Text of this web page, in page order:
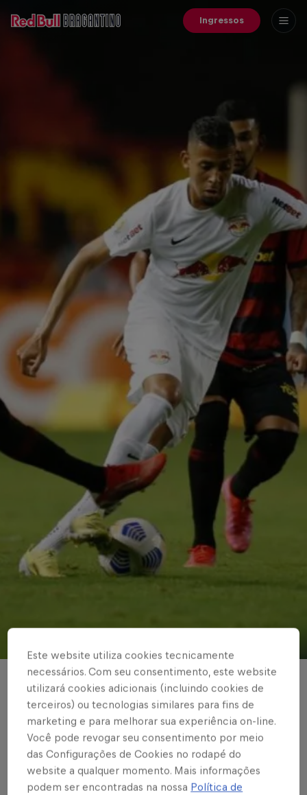
Ingressos
BRASILEIRÃO
Fora de casa, Red Bull
Bragantino empata
com Sport em 0 a 0
Este website utiliza cookies tecnicamente
necessários. Com seu consentimento, este website
utilizará cookies adicionais (incluindo cookies de
terceiros) ou tecnologias similares para fins de
marketing e para melhorar sua experiência on-line.
Você pode revogar seu consentimento por meio
das Configurações de Cookies no rodapé do
website a qualquer momento. Mais informações
podem ser encontradas na nossa Política de